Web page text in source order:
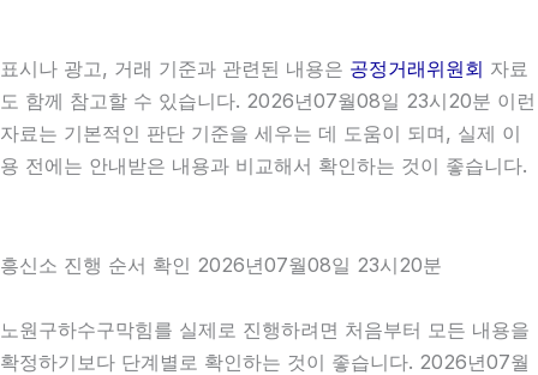
표시나 광고, 거래 기준과 관련된 내용은 공정거래위원회 자료
도 함께 참고할 수 있습니다. 2026년07월08일 23시20분 이런
자료는 기본적인 판단 기준을 세우는 데 도움이 되며, 실제 이
용 전에는 안내받은 내용과 비교해서 확인하는 것이 좋습니다.
흥신소 진행 순서 확인 2026년07월08일 23시20분
노원구하수구막힘를 실제로 진행하려면 처음부터 모든 내용을
확정하기보다 단계별로 확인하는 것이 좋습니다. 2026년07월